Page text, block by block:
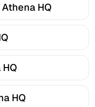
HQ
HQ